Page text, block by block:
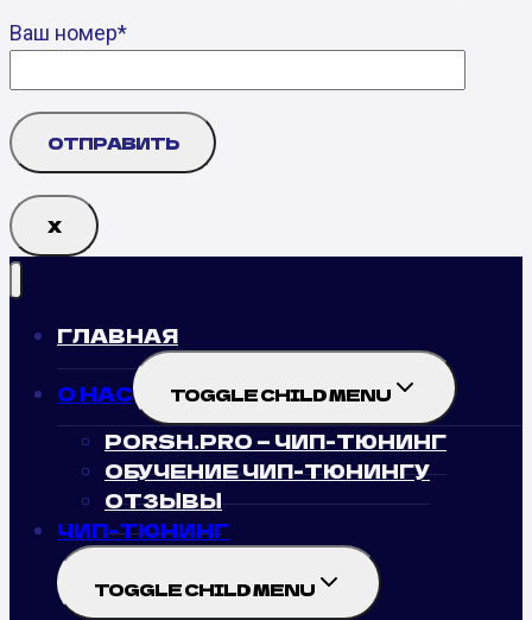
Ваш номер*
Х
ГЛАВНАЯ
О НАС TOGGLE CHILD MENU
PORSH.PRO — ЧИП-ТЮНИНГ
ОБУЧЕНИЕ ЧИП-ТЮНИНГУ
ОТЗЫВЫ
ЧИП-ТЮНИНГ
TOGGLE CHILD MENU